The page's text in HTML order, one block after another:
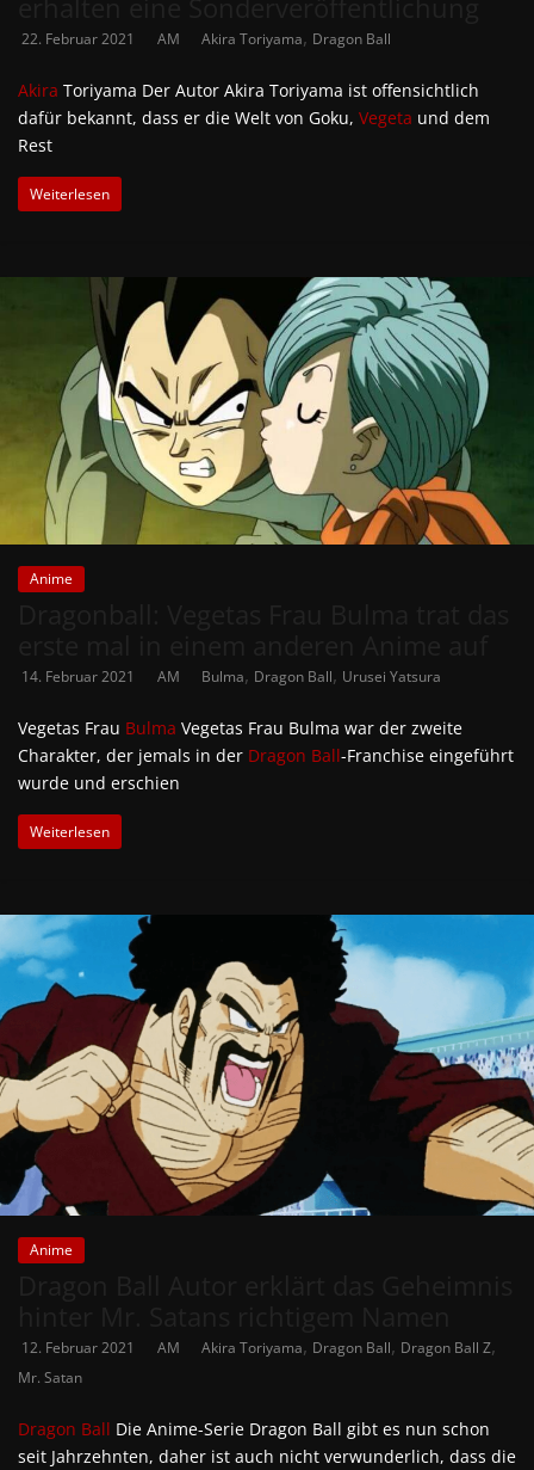
22. Februar 2021 AM Akira Toriyama, Dragon Ball
Akira Toriyama Der Autor Akira Toriyama ist offensichtlich
dafür bekannt, dass er die Welt von Goku, Vegeta und dem
Rest
Weiterlesen
Anime
14. Februar 2021 AM Bulma, Dragon Ball, Urusei Yatsura
Vegetas Frau Bulma Vegetas Frau Bulma war der zweite
Charakter, der jemals in der Dragon Ball-Franchise eingeführt
wurde und erschien
Weiterlesen
Anime
12. Februar 2021 AM Akira Toriyama, Dragon Ball, Dragon Ball Z,
Mr. Satan
Dragon Ball Die Anime-Serie Dragon Ball gibt es nun schon
seit Jahrzehnten, daher ist auch nicht verwunderlich, dass die